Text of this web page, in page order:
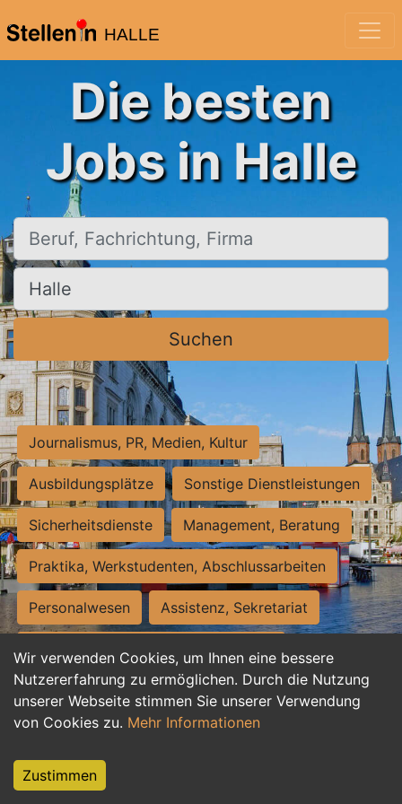
HALLE
Wir verwenden Cookies, um Ihnen eine bessere
Nutzererfahrung zu ermöglichen. Durch die Nutzung
unserer Webseite stimmen Sie unserer Verwendung
von Cookies zu. Mehr Informationen
Zustimmen
Die besten
Jobs in Halle
Beruf, Fachrichtung, Firma
Ort, Stadt
Suchen
Journalismus, PR, Medien, Kultur
Ausbildungsplätze Sonstige Dienstleistungen
Sicherheitsdienste Management, Beratung
Praktika, Werkstudenten, Abschlussarbeiten
Personalwesen Assistenz, Sekretariat
Hilfskräfte, Aushilfs- und Nebenjobs
Einkauf, Logistik, Materialwirtschaft
Weiterbildung, Studium, duale Ausbildung
Tourismus